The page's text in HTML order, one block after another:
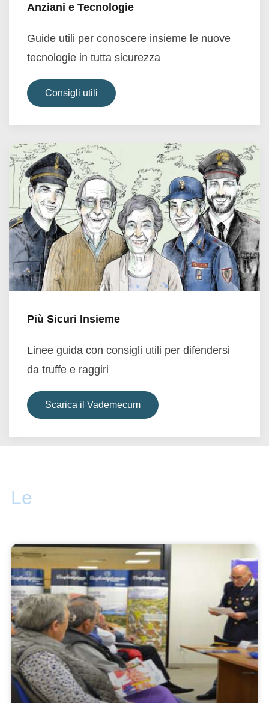
Anziani e Tecnologie
Guide utili per conoscere insieme le nuove
tecnologie in tutta sicurezza
Consigli utili
Più Sicuri Insieme
Linee guida con consigli utili per difendersi
da truffe e raggiri
Scarica il Vademecum
Le